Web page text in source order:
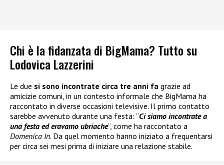
Chi è la fidanzata di BigMama? Tutto su
Lodovica Lazzerini
Le due si sono incontrate circa tre anni fa grazie ad
amicizie comuni, in un contesto informale che BigMama ha
raccontato in diverse occasioni televisive. Il primo contatto
sarebbe avvenuto durante una festa: “Ci siamo incontrate a
una festa ed eravamo ubriache“, come ha raccontato a
Domenica In. Da quel momento hanno iniziato a frequentarsi
per circa sei mesi prima di iniziare una relazione stabile.